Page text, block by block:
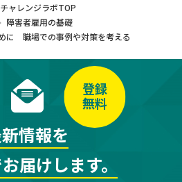
チャレンジラボTOP
障害者雇用の基礎
に 職場での事例や対策を考える
情報を
届けします。
登録
無料